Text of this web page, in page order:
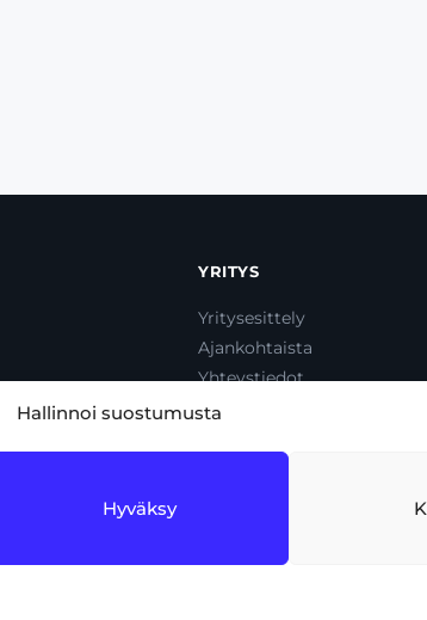
Hallinnoi suostumusta
Hyväksy
YRITYS
Yritysesittely
Ajankohtaista
Yhteystiedot